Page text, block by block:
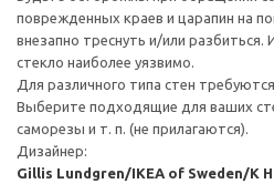
поврежденных краев и царапин на
внезапно треснуть и/или разбиться.
стекло наиболее уязвимо.
Для различного типа стен
Выберите подходящие для ваших
саморезы и т. п. (не прилагаются).
Дизайнер:
Gillis Lundgren/IKEA of Sweden/K